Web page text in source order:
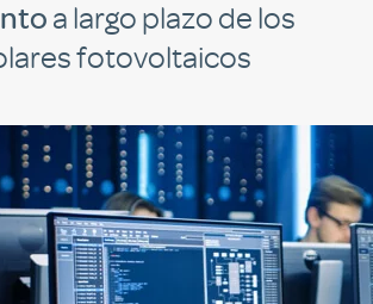
a largo plazo de los
fotovoltaicos